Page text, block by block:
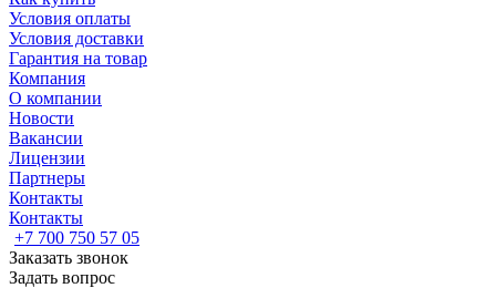
Условия оплаты
Условия доставки
Гарантия на товар
Компания
О компании
Новости
Вакансии
Лицензии
Партнеры
Контакты
Контакты
+7 700 750 57 05
Заказать звонок
Задать вопрос